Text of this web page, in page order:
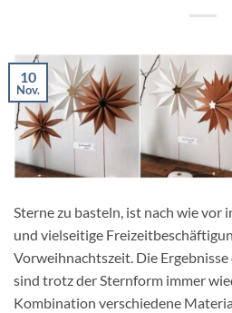
10
Nov.
Sterne zu basteln, ist nach wie vor
und vielseitige
Vorweihnachtszeit. Die
sind trotz der Sternform immer
Kombination verschiedene